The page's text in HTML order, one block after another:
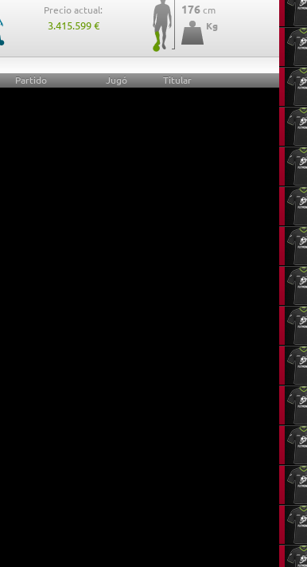
Precio actual:
3.415.599 €
176 cm
Kg
Partido Jugó Titular